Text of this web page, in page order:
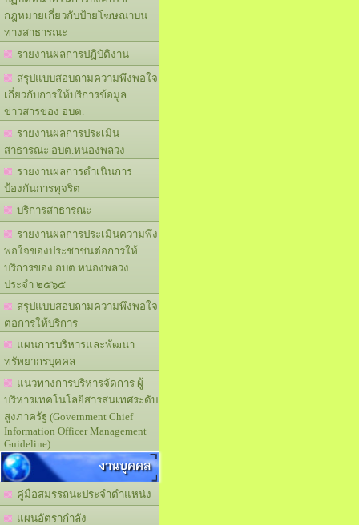
กฎหมายเกี่ยวกับป้ายโฆษณาบน
ทางสาธารณะ
รายงานผลการปฏิบัติงาน
สรุปแบบสอบถามความพึงพอใจ
เกี่ยวกับการให้บริการข้อมูล
ข่าวสารของ อบต.
รายงานผลการประเมิน
สาธารณะ อบต.หนองพลวง
รายงานผลการดำเนินการ
ป้องกันการทุจริต
บริการสาธารณะ
รายงานผลการประเมินความพึง
พอใจของประชาชนต่อการให้
บริการของ อบต.หนองพลวง
ประจำ ๒๕๖๕
สรุปแบบสอบถามความพึงพอใจ
ต่อการให้บริการ
แผนการบริหารและพัฒนา
ทรัพยากรบุคคล
แนวทางการบริหารจัดการ ผู้
บริหารเทคโนโลยีสารสนเทศระดับ
สูงภาครัฐ (Government Chief
Information Officer Management
Guideline)
งานบุคคล
คู่มือสมรรถนะประจำตำแหน่ง
แผนอัตรากำลัง